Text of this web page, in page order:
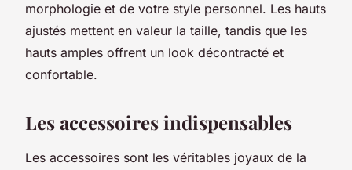
morphologie et de votre style personnel. Les hauts
ajustés mettent en valeur la taille, tandis que les
hauts amples offrent un look décontracté et
confortable.
Les accessoires indispensables
Les accessoires sont les véritables joyaux de la